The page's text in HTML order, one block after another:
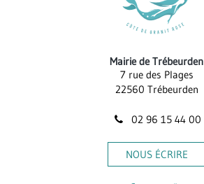
Mairie de Trébeurden
7 rue des Plages
22560 Trébeurden
02 96 15 44 00
NOUS ÉCRIRE